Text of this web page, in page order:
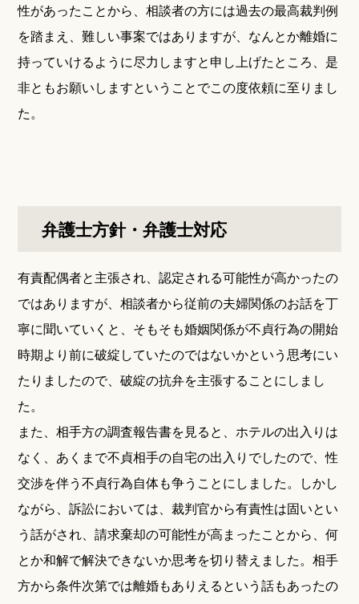
性があったことから、相談者の方には過去の最高裁判例
を踏まえ、難しい事案ではありますが、なんとか離婚に
持っていけるように尽力しますと申し上げたところ、是
非ともお願いしますということでこの度依頼に至りまし
た。
弁護士方針・弁護士対応
有責配偶者と主張され、認定される可能性が高かったの
ではありますが、相談者から従前の夫婦関係のお話を丁
寧に聞いていくと、そもそも婚姻関係が不貞行為の開始
時期より前に破綻していたのではないかという思考にい
たりましたので、破綻の抗弁を主張することにしまし
た。
また、相手方の調査報告書を見ると、ホテルの出入りは
なく、あくまで不貞相手の自宅の出入りでしたので、性
交渉を伴う不貞行為自体も争うことにしました。しかし
ながら、訴訟においては、裁判官から有責性は固いとい
う話がされ、請求棄却の可能性が高まったことから、何
とか和解で解決できないか思考を切り替えました。相手
方から条件次第では離婚もありえるという話もあったの